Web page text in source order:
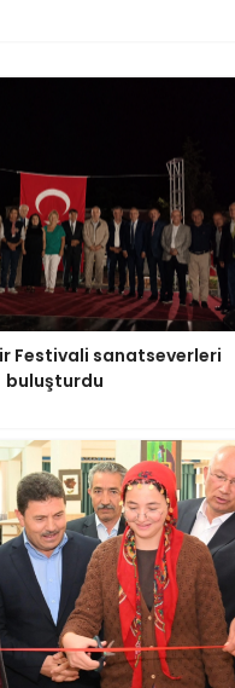
Festivali sanatseverleri
buluşturdu